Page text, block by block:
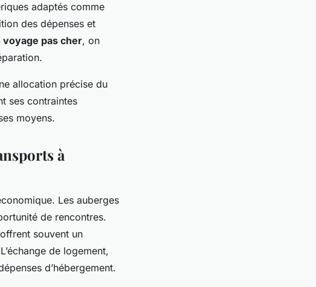
adaptés comme
des dépenses et
voyage pas cher, on
allocation précise du
ses contraintes
moyens.
à
Les auberges
de rencontres.
souvent un
de logement,
d’hébergement.